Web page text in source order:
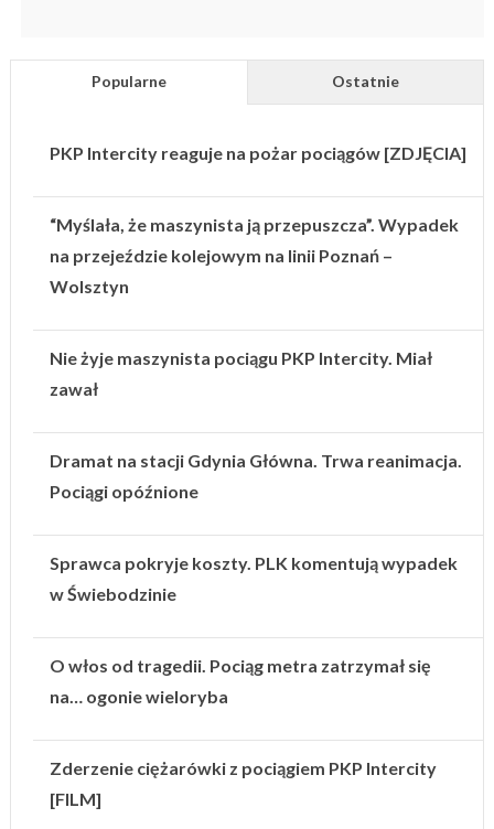
Popularne Ostatnie
PKP Intercity reaguje na pożar pociągów [ZDJĘCIA]
“Myślała, że maszynista ją przepuszcza”. Wypadek
na przejeździe kolejowym na linii Poznań –
Wolsztyn
Nie żyje maszynista pociągu PKP Intercity. Miał
zawał
Dramat na stacji Gdynia Główna. Trwa reanimacja.
Pociągi opóźnione
Sprawca pokryje koszty. PLK komentują wypadek
w Świebodzinie
O włos od tragedii. Pociąg metra zatrzymał się
na… ogonie wieloryba
Zderzenie ciężarówki z pociągiem PKP Intercity
[FILM]